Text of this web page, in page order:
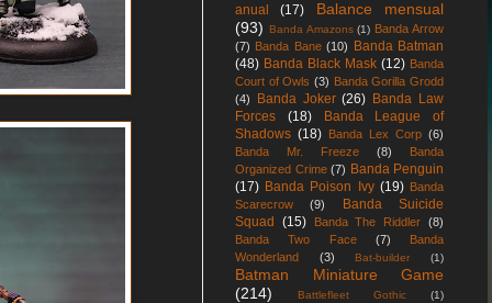
anual
(17)
Balance mensual
(93)
Banda Amazons (1) Banda Arrow
(7) Banda Bane (10)
Banda Batman
(48) Banda Black Mask (12) Banda
Court of Owls (3) Banda Gorilla Grodd
(4)
Banda Joker (26) Banda Law
Forces
(18)
Banda League of
Shadows (18) Banda Lex Corp (6)
Banda Mr. Freeze
(8)
Banda
Organized Crime (7) Banda Penguin
(17) Banda Poison Ivy (19) Banda
Scarecrow
(9)
Banda Suicide
Squad
(15) Banda The Riddler (8)
Banda Two Face
(7)
Banda
Wonderland
(3) Bat-builder (1)
Batman Miniature Game
(214)
Battlefleet Gothic
(1)